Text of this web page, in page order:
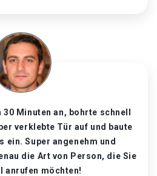
30 Minuten an, bohrte schnell
verklebte Tür auf und baute
ein. Super angenehm und
die Art von Person, die Sie
anrufen möchten!